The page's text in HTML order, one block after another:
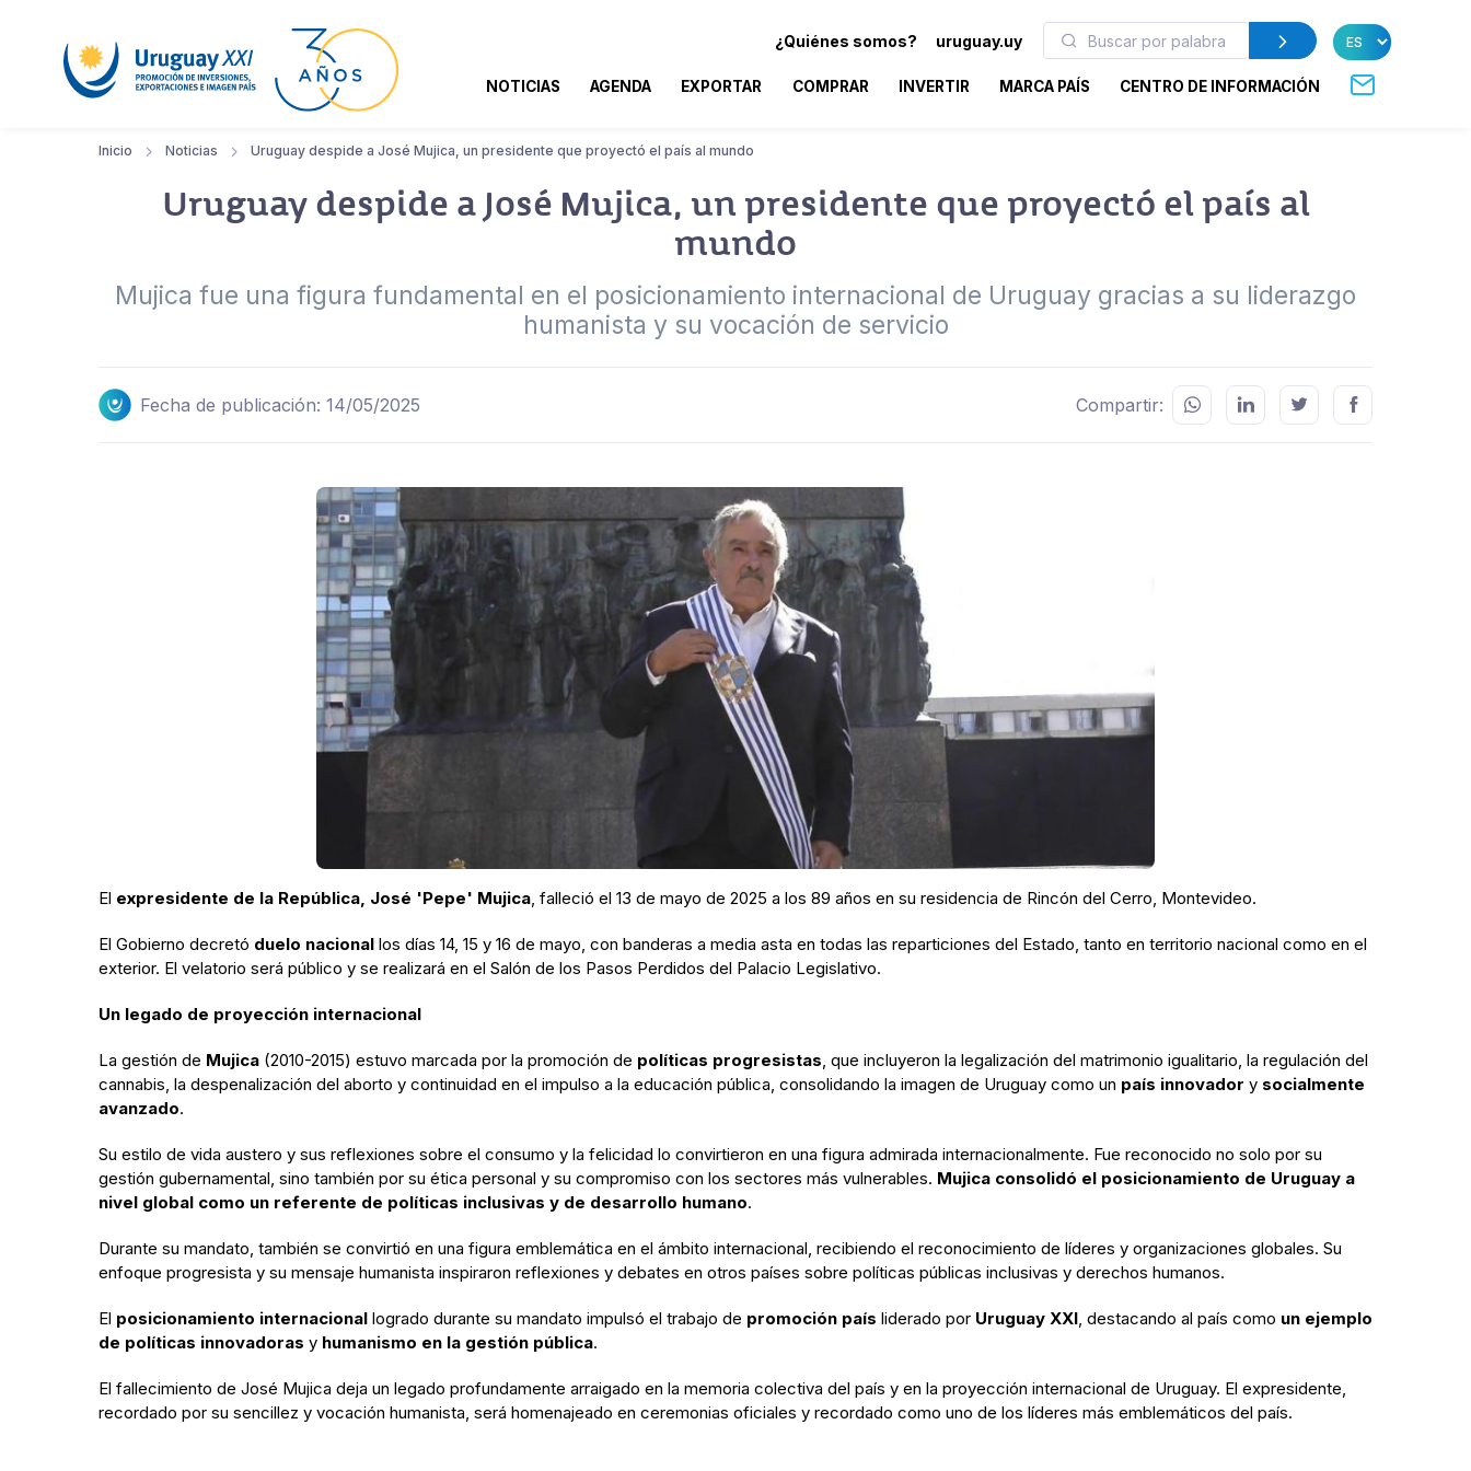
¿Quiénes somos? uruguay.uy
NOTICIAS AGENDA EXPORTAR COMPRAR INVERTIR MARCA PAÍS CENTRO DE INFORMACIÓN
Inicio Noticias Uruguay despide a José Mujica, un presidente que proyectó el país al mundo
Uruguay despide a José Mujica, un presidente que proyectó el país al
mundo
Mujica fue una figura fundamental en el posicionamiento internacional de Uruguay gracias a su liderazgo
humanista y su vocación de servicio
Fecha de publicación: 14/05/2025 Compartir:
El expresidente de la República, José 'Pepe' Mujica, falleció el 13 de mayo de 2025 a los 89 años en su residencia de Rincón del Cerro, Montevideo.
El Gobierno decretó duelo nacional los días 14, 15 y 16 de mayo, con banderas a media asta en todas las reparticiones del Estado, tanto en territorio nacional como en el
exterior. El velatorio será público y se realizará en el Salón de los Pasos Perdidos del Palacio Legislativo.
Un legado de proyección internacional
La gestión de Mujica (2010-2015) estuvo marcada por la promoción de políticas progresistas, que incluyeron la legalización del matrimonio igualitario, la regulación del
cannabis, la despenalización del aborto y continuidad en el impulso a la educación pública, consolidando la imagen de Uruguay como un país innovador y socialmente
avanzado.
Su estilo de vida austero y sus reflexiones sobre el consumo y la felicidad lo convirtieron en una figura admirada internacionalmente. Fue reconocido no solo por su
gestión gubernamental, sino también por su ética personal y su compromiso con los sectores más vulnerables. Mujica consolidó el posicionamiento de Uruguay a
nivel global como un referente de políticas inclusivas y de desarrollo humano.
Durante su mandato, también se convirtió en una figura emblemática en el ámbito internacional, recibiendo el reconocimiento de líderes y organizaciones globales. Su
enfoque progresista y su mensaje humanista inspiraron reflexiones y debates en otros países sobre políticas públicas inclusivas y derechos humanos.
El posicionamiento internacional logrado durante su mandato impulsó el trabajo de promoción país liderado por Uruguay XXI, destacando al país como un ejemplo
de políticas innovadoras y humanismo en la gestión pública.
El fallecimiento de José Mujica deja un legado profundamente arraigado en la memoria colectiva del país y en la proyección internacional de Uruguay. El expresidente,
recordado por su sencillez y vocación humanista, será homenajeado en ceremonias oficiales y recordado como uno de los líderes más emblemáticos del país.